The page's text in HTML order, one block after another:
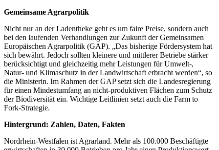
Gemeinsame Agrarpolitik
Nicht nur an der Ladentheke geht es um faire Preise, sondern auch
bei den laufenden Verhandlungen zur Zukunft der Gemeinsamen
Europäischen Agrarpolitik (GAP). „Das bisherige Fördersystem hat
sich bewährt. Jedoch sollten kleinere und mittlerer Betriebe stärker
berücksichtigt und gleichzeitig mehr Leistungen für Umwelt-,
Natur- und Klimaschutz in der Landwirtschaft erbracht werden“, so
die Ministerin. Im Rahmen der GAP setzt sich die Landesregierung
für einen Mindestumfang an nicht-produktiven Flächen zum Schutz
der Biodiversität ein. Wichtige Leitlinien setzt auch die Farm to
Fork-Strategie.
Hintergrund: Zahlen, Daten, Fakten
Nordrhein-Westfalen ist Agrarland. Mehr als 100.000 Beschäftigte